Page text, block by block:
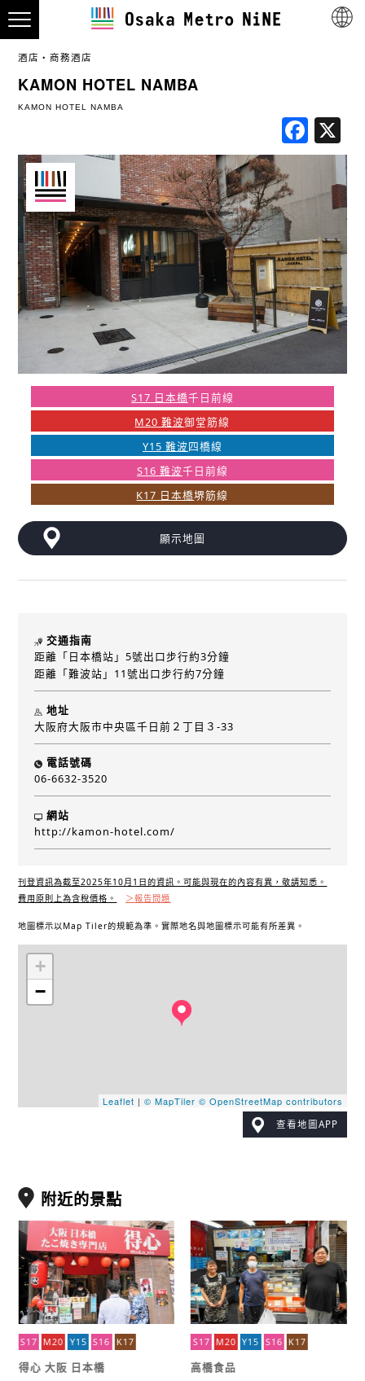
酒店・商務酒店
KAMON HOTEL NAMBA
KAMON HOTEL NAMBA
S17 日本橋千日前線
M20 難波御堂筋線
Y15 難波四橋線
S16 難波千日前線
K17 日本橋堺筋線
顯示地圖
交通指南
距離「日本橋站」5號出口步行約3分鐘
距離「難波站」11號出口步行約7分鐘
地址
大阪府大阪市中央區千日前２丁目３-33
電話號碼
06-6632-3520
網站
http://kamon-hotel.com/
刊登資訊為截至2025年10月1日的資訊。可能與現在的內容有異，敬請知悉。
費用原則上為含稅價格。
＞報告問題
地圖標示以Map Tiler的規範為準。實際地名與地圖標示可能有所差異。
+
−
Leaflet | © MapTiler © OpenStreetMap contributors
查看地圖APP
附近的景點
S17 M20 Y15 S16 K17
得心 大阪 日本橋
S17 M20 Y15 S16 K17
高橋食品